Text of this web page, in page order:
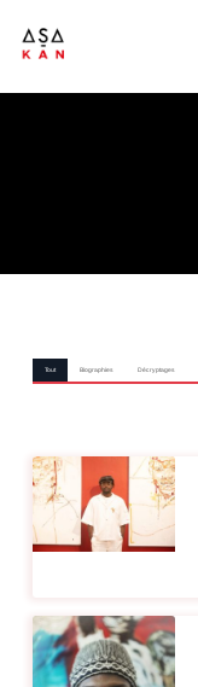
Tout Biographies Décryptages